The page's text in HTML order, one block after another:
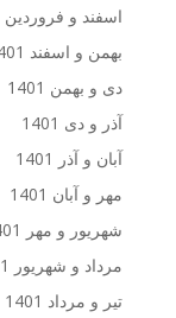
اسفند و فروردین 1401
بهمن و اسفند 1401
دی و بهمن 1401
آذر و دی 1401
آبان و آذر 1401
مهر و آبان 1401
شهریور و مهر 1401
مرداد و شهریور 1401
تیر و مرداد 1401